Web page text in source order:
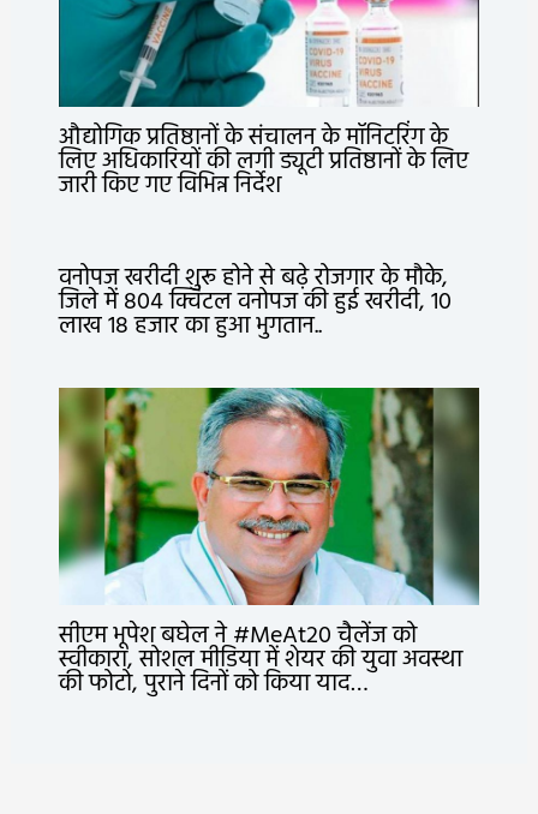
औद्योगिक प्रतिष्ठानों के संचालन के मॉनिटरिंग के
लिए अधिकारियों की लगी ड्यूटी प्रतिष्ठानों के लिए
जारी किए गए विभिन्न निर्देश
वनोपज खरीदी शुरू होने से बढ़े रोजगार के मौके,
जिले में 804 क्विंटल वनोपज की हुई खरीदी, 10
लाख 18 हजार का हुआ भुगतान..
सीएम भूपेश बघेल ने #MeAt20 चैलेंज को
स्वीकारा, सोशल मीडिया में शेयर की युवा अवस्था
की फोटो, पुराने दिनों को किया याद…